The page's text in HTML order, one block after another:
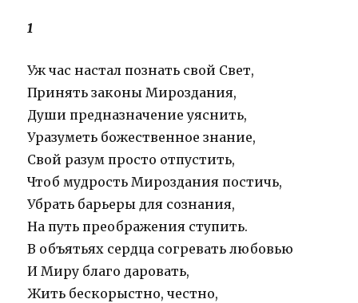
1
Уж час настал познать свой Свет,
Принять законы Мироздания,
Души предназначение уяснить,
Уразуметь божественное знание,
Свой разум просто отпустить,
Чтоб мудрость Мироздания постичь,
Убрать барьеры для сознания,
На путь преображения ступить.
В объятьях сердца согревать любовью
И Миру благо даровать,
Жить бескорыстно, честно,